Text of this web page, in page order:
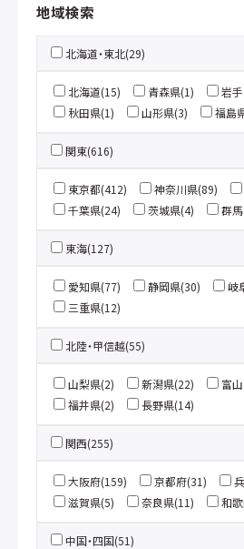
地域検索
北海道・東北(29)
北海道(15) 青森県(1) 岩
秋田県(1)
山形県(3) 福島
関東(616)
東京都(412) 神奈川県(89)
千葉県(24)
茨城県(4) 群
東海(127)
愛知県(77) 静岡県(30)
岐
三重県(12)
北陸・甲信越(55)
山梨県(2) 新潟県(22) 富
福井県(2)
長野県(14)
関西(255)
大阪府(159) 京都府(31)
滋賀県(5)
奈良県(11) 和
中国・四国(51)